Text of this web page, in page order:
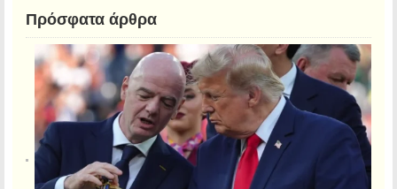
Πρόσφατα άρθρα